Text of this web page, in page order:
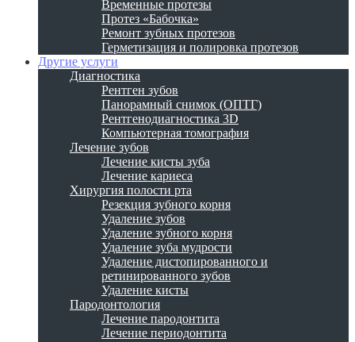
Временные протезы
Протез «Бабочка»
Ремонт зубных протезов
Герметизация и полировка протезов
Другие услуги
Диагностика
Рентген зубов
Панорамный снимок (ОПТГ)
Рентгенодиагностика 3D
Компьютерная томография
Лечение зубов
Лечение кисты зуба
Лечение кариеса
Хирургия полости рта
Резекция зубного корня
Удаление зубов
Удаление зубного корня
Удаление зуба мудрости
Удаление дистопированного и
ретинированного зубов
Удаление кисты
Пародонтология
Лечение пародонтита
Лечение периодонтита